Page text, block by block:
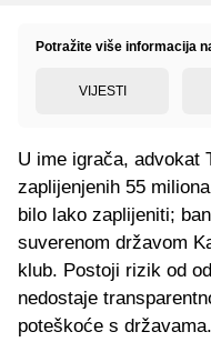
Potražite više informacija
VIJESTI
U ime igrača, advokat
zaplijenjenih 55
bilo lako zaplijeniti;
suverenom državom
klub. Postoji rizik od
nedostaje
poteškoće s